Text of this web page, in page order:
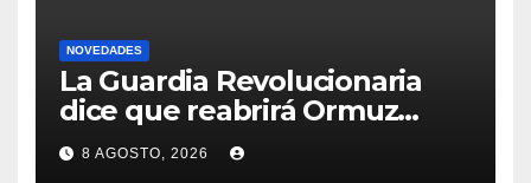
NOVEDADES
La Guardia Revolucionaria
dice que reabrirá Ormuz
cuando EEUU acepte
condiciones de Irán
8 AGOSTO, 2026